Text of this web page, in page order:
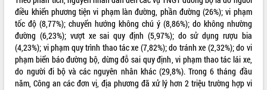
Hội nghị UBND tỉnh Đắk Lắk thường kỳ
tháng 7/2026
Lễ truy tặng danh hiệu “Bà Mẹ Việt
Nam Anh hùng” và trao Huân chương
Lao động
UBND tỉnh Đắk Lắk triển khai nhiệm
ALBUM ẢNH
điều khiển phương tiện vi phạm làn đường, phần đường (26%); vi phạm
tốc độ (8,77%); chuyển hướng không chú ý (8,86%); do không nhường
đường (6,23%); vượt xe sai quy định (5,97%); do sử dụng rượu bia
(4,23%); vi phạm quy trình thao tác xe (7,82%); do tránh xe (2,32%); do vi
phạm biển báo đường bộ, dừng đỗ sai quy định, vi phạm thao tác lái xe,
do người đi bộ và các nguyên nhân khác (29,8%). Trong 6 tháng đầu
năm, Công an các đơn vị, địa phương đã xử lý hơn 2 triệu trường hợp vi